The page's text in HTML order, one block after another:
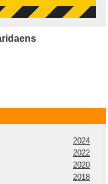
2024
2022
2020
2018